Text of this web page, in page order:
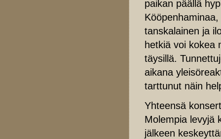
paikan päällä
tanskalainen ja
hetkiä voi kokea
täysillä.
aikana
tarttunut näin
Yhteensä
Molempia levyjä
jälkeen